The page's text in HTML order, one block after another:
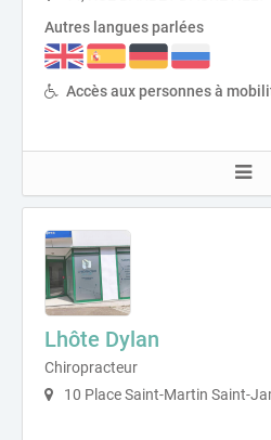
Autres langues parlées
Accès aux personnes à
Lhôte Dylan
Chiropracteur
10 Place Saint-Martin Saint-